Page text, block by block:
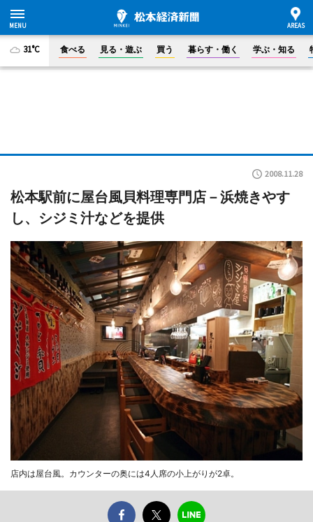
31°C 食べる 見る・遊ぶ 買う 暮らす・働く 学ぶ・知る
2008.11.28
松本駅前に屋台風貝料理専門店－浜焼きやす
し、シジミ汁などを提供
店内は屋台風。カウンターの奥には4人席の小上がりが2卓。